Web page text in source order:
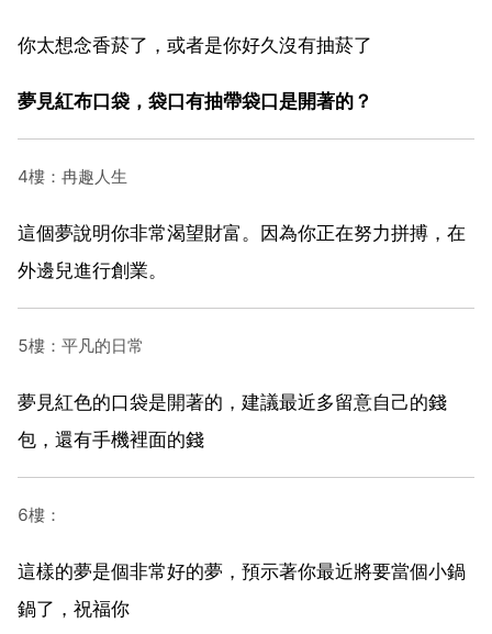
你太想念香菸了，或者是你好久沒有抽菸了
夢見紅布口袋，袋口有抽帶袋口是開著的？
4樓：冉趣人生
這個夢說明你非常渴望財富。因為你正在努力拼搏，在
外邊兒進行創業。
5樓：平凡的日常
夢見紅色的口袋是開著的，建議最近多留意自己的錢
包，還有手機裡面的錢
6樓：
這樣的夢是個非常好的夢，預示著你最近將要當個小鍋
鍋了，祝福你